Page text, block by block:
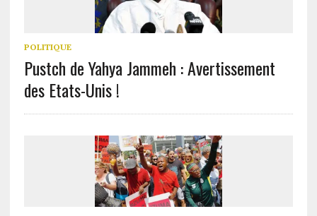
POLITIQUE
Pustch de Yahya Jammeh : Avertissement
des Etats-Unis !